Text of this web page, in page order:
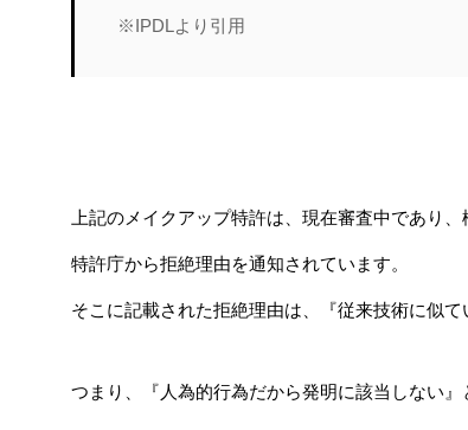
※IPDLより引用
上記のメイクアップ特許は、現在審査中であり
特許庁から拒絶理由を通知されています。
そこに記載された拒絶理由は、『従来技術に似て
つまり、『人為的行為だから発明に該当しない』